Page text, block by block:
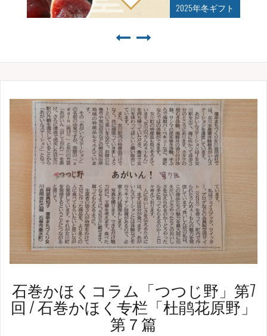
2025年冬ギフト
石巻かほくコラム「つつじ野」第7
回 / 石巻かほく专栏「杜鹃花原野」
第７篇